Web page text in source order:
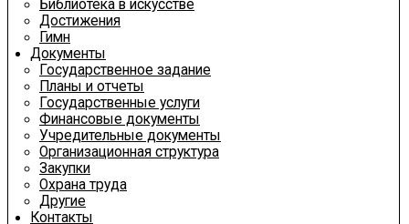
Библиотека в искусстве
Достижения
Гимн
Документы
Государственное задание
Планы и отчеты
Государственные услуги
Финансовые документы
Учредительные документы
Организационная структура
Закупки
Охрана труда
Другие
Контакты